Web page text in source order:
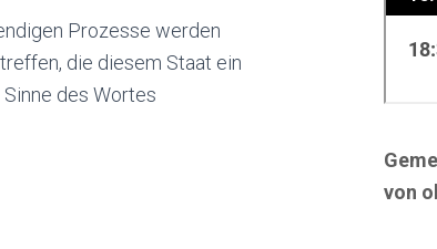
Prozesse werden
die diesem Staat ein
des Wortes
von